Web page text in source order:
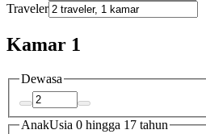
Traveler
Kamar 1
Dewasa
AnakUsia 0 hingga 17 tahun